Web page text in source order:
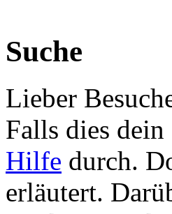
Suche
Lieber
Falls dies
Hilfe durch.
erläutert.